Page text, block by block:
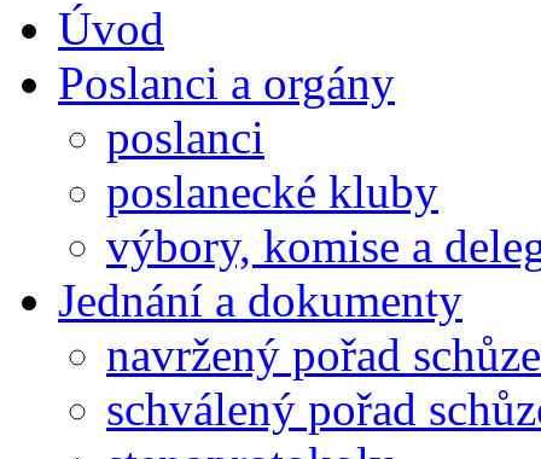
Úvod
Poslanci a orgány
poslanci
poslanecké kluby
výbory, komise a
Jednání a dokumenty
navržený pořad schůze
schválený pořad